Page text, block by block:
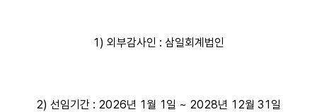
1) 외부감사인 : 삼일회계법인
2) 선임기간 : 2026년 1월 1일 ~ 2028년 12월 31일